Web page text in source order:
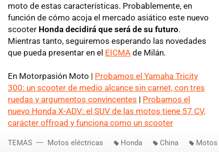
moto de estas características. Probablemente, en
función de cómo acoja el mercado asiático este nuevo
scooter Honda decidirá que será de su futuro.
Mientras tanto, seguiremos esperando las novedades
que pueda presentar en el EICMA de Milán.
En Motorpasión Moto | Probamos el Yamaha Tricity
300: un scooter de medio alcance sin carnet, con tres
ruedas y argumentos convincentes | Probamos el
nuevo Honda X-ADV: el SUV de las motos tiene 57 CV,
carácter offroad y funciona como un scooter
TEMAS Motos eléctricas Honda China Motos